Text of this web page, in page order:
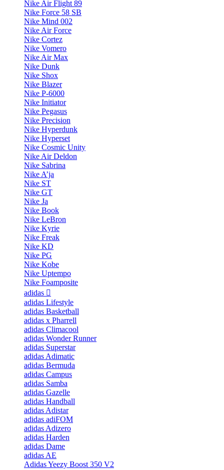
Nike Air Flight 89
Nike Force 58 SB
Nike Mind 002
Nike Air Force
Nike Cortez
Nike Vomero
Nike Air Max
Nike Dunk
Nike Shox
Nike Blazer
Nike P-6000
Nike Initiator
Nike Pegasus
Nike Precision
Nike Hyperdunk
Nike Hyperset
Nike Cosmic Unity
Nike Air Deldon
Nike Sabrina
Nike A’ja
Nike ST
Nike GT
Nike Ja
Nike Book
Nike LeBron
Nike Kyrie
Nike Freak
Nike KD
Nike PG
Nike Kobe
Nike Uptempo
Nike Foamposite
adidas
adidas Lifestyle
adidas Basketball
adidas x Pharrell
adidas Climacool
adidas Wonder Runner
adidas Superstar
adidas Adimatic
adidas Bermuda
adidas Campus
adidas Samba
adidas Gazelle
adidas Handball
adidas Adistar
adidas adiFOM
adidas Adizero
adidas Harden
adidas Dame
adidas AE
Adidas Yeezy Boost 350 V2